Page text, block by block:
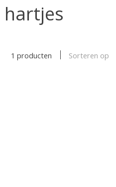
1 producten Sorteren op